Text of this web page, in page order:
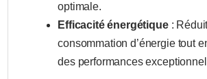
optimale.
Efficacité énergétique:
consommation d’énergie tout
des performances